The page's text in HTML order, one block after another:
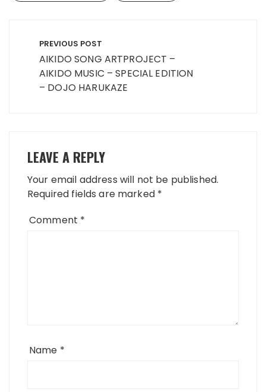
navigation
PREVIOUS POST
AIKIDO SONG ARTPROJECT –
AIKIDO MUSIC – SPECIAL EDITION
– DOJO HARUKAZE
LEAVE A REPLY
Your email address will not be published.
Required fields are marked *
Comment *
Name *